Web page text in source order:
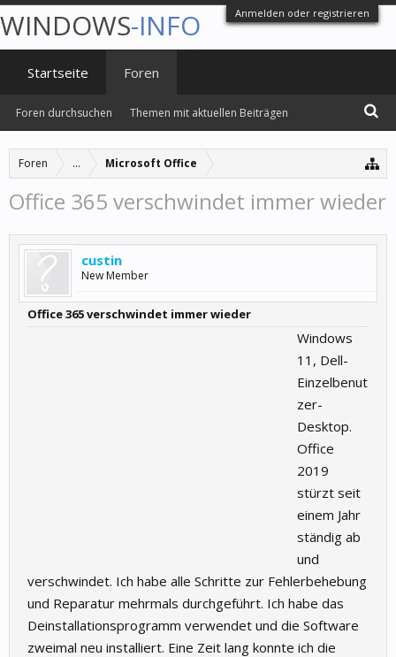
Anmelden oder registrieren
Foren ... Microsoft Office
Office 365 verschwindet immer wieder
custin
New Member
Office 365 verschwindet immer wieder
Windows
11, Dell-
Einzelbenut
zer-
Desktop.
Office
2019
stürzt seit
einem Jahr
ständig ab
und
verschwindet. Ich habe alle Schritte zur Fehlerbehebung
und Reparatur mehrmals durchgeführt. Ich habe das
Deinstallationsprogramm verwendet und die Software
zweimal neu installiert. Eine Zeit lang konnte ich die
WINDOWS-INFO
Startseite Foren
Foren durchsuchen Themen mit aktuellen Beiträgen